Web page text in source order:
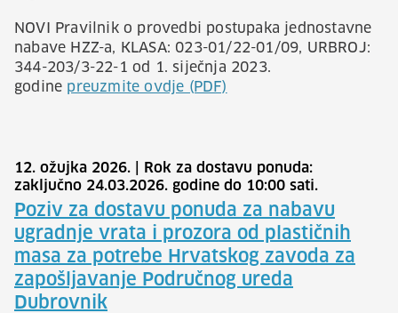
NOVI Pravilnik o provedbi postupaka jednostavne
nabave HZZ-a, KLASA: 023-01/22-01/09, URBROJ:
344-203/3-22-1 od 1. siječnja 2023.
godine preuzmite ovdje (PDF)
12. ožujka 2026.
Rok za dostavu ponuda:
zaključno 24.03.2026. godine do 10:00 sati.
Poziv za dostavu ponuda za nabavu
ugradnje vrata i prozora od plastičnih
masa za potrebe Hrvatskog zavoda za
zapošljavanje Područnog ureda
Dubrovnik